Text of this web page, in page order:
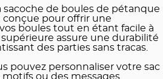
sacoche de boules de pétanque
pour offrir une
boules tout en étant facile à
assure une durabilité
des parties sans tracas.
pouvez personnaliser votre sac
motifs ou des messages